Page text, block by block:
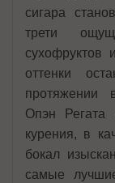
сигара
трети
сухофруктов
оттенки
протяжении
Опэн Регата
курения, в
бокал
самые